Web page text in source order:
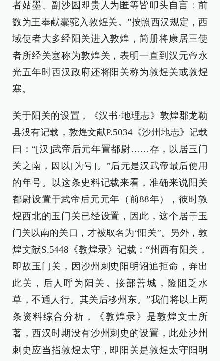
者姑墨、副沙囷即贵人为匿等皆叩头自言：前
数为王奉献橐驼入敦煌关。”按照西汉规定，西
域使者大多经阳关进入敦煌，简册将康居王使
者所经关塞称为敦煌关，表明一直到汉元帝永
光五年时西汉政府还将阳关称为敦煌关或敦煌
塞。
关于阳关的设置，《汉书·地理志》敦煌郡龙勒
县没有记载，敦煌文献P.5034《沙州地志》记载
曰：“[汉]武帝后元年置都尉……存，以居玉门
关之南，因以[为号]。”后元是汉武帝最后使用
的年号。以这条史料记载来看，准确来说阳关
都尉设置于武帝后元元年（前88年），彼时敦
煌西北的玉门关已经设置，因此，这个居于玉
门关以南的关口，才被取名为“阳关”。另外，敦
煌文献S.5448《敦煌录》记载：“州西有阳关，
即故玉门关，因沙州刺史阳明诏追拒命，奔出
此关，后人呼为阳关。接鄯善城，险阻乏水
草，不通人行。其关后移州东。”我们将以上两
条资料综合分析，《敦煌录》是敦煌文士所
著，西汉时期没有沙州刺史的设置，此处沙州
刺史应当指敦煌太守，即阳关是敦煌太守阳明